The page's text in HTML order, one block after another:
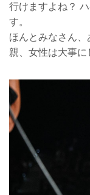
行けますよね？
す。
ほんとみなさん
親、女性は大事に